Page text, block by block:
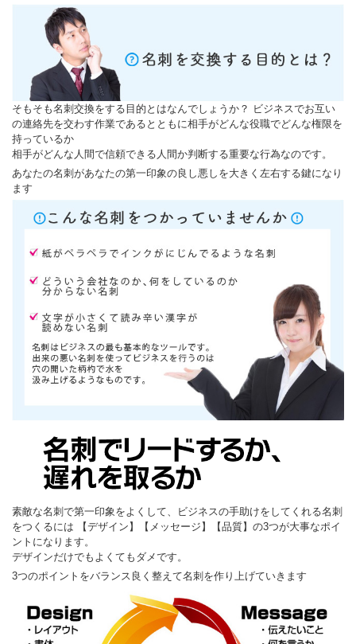
そもそも名刺交換をする目的とはなんでしょうか？ ビジネスでお互い
の連絡先を交わす作業であるとともに相手がどんな役職でどんな権限を
持っているか
相手がどんな人間で信頼できる人間か判断する重要な行為なのです。
あなたの名刺があなたの第一印象の良し悪しを大きく左右する鍵になり
ます
素敵な名刺で第一印象をよくして、ビジネスの手助けをしてくれる名刺
をつくるには 【デザイン】【メッセージ】【品質】の3つが大事なポイ
ントになります。
デザインだけでもよくてもダメです。
3つのポイントをバランス良く整えて名刺を作り上げていきます